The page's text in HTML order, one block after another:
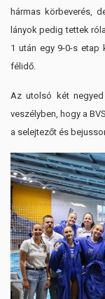
hármas körbeverés,
lányok pedig tettek
1 után egy 9-0-s etap
félidő.
Az utolsó két
veszélyben, hogy a
a selejtezőt és